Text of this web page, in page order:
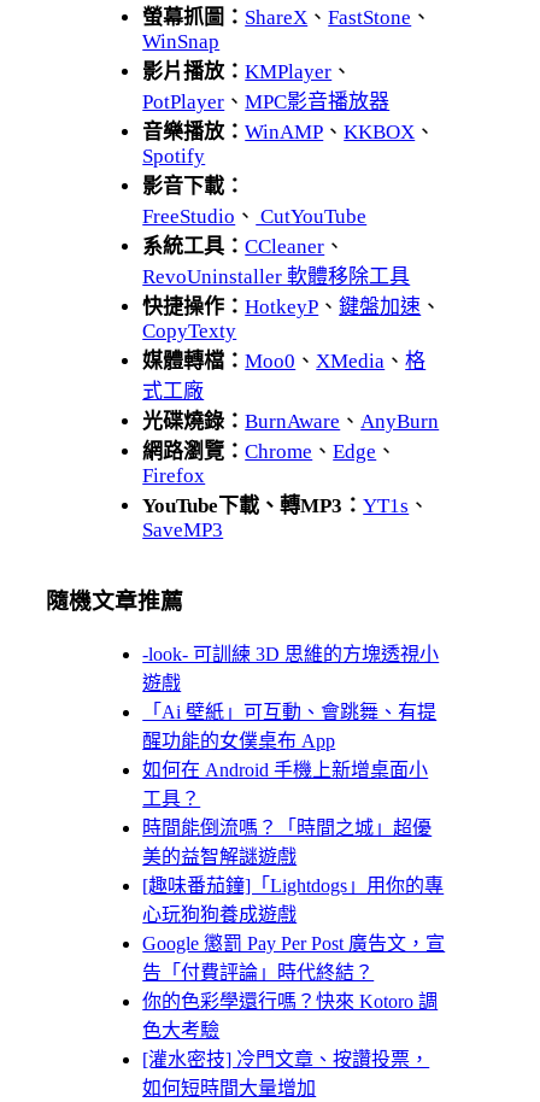
螢幕抓圖： ShareX 、FastStone 、
WinSnap
影片播放：KMPlayer 、
PotPlayer 、MPC影音播放器
音樂播放：WinAMP 、KKBOX 、
Spotify
影音下載：
FreeStudio 、 CutYouTube
系統工具：CCleaner 、
RevoUninstaller 軟體移除工具
快捷操作：HotkeyP 、鍵盤加速 、
CopyTexty
媒體轉檔：Moo0 、 XMedia 、格
式工廠
光碟燒錄：BurnAware 、 AnyBurn
網路瀏覽：Chrome 、Edge 、
Firefox
YouTube下載、轉MP3：YT1s 、
SaveMP3
隨機文章推薦
-look- 可訓練 3D 思維的方塊透視小
遊戲
「Ai 壁紙」可互動、會跳舞、有提
醒功能的女僕桌布 App
如何在 Android 手機上新增桌面小
工具？
時間能倒流嗎？「時間之城」超優
美的益智解謎遊戲
[趣味番茄鐘]「Lightdogs」用你的專
心玩狗狗養成遊戲
Google 懲罰 Pay Per Post 廣告文，宣
告「付費評論」時代終結？
你的色彩學還行嗎？快來 Kotoro 調
色大考驗
[灌水密技] 冷門文章、按讚投票，
如何短時間大量增加